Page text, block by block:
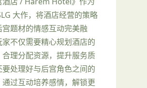
大作，将酒店经营的策略
宫题材的情感互动完美融
家不仅需要精心规划酒店的
合理分配资源，提升服务质
要处理好与后宫角色之间的
通过互动培养感情，解锁更